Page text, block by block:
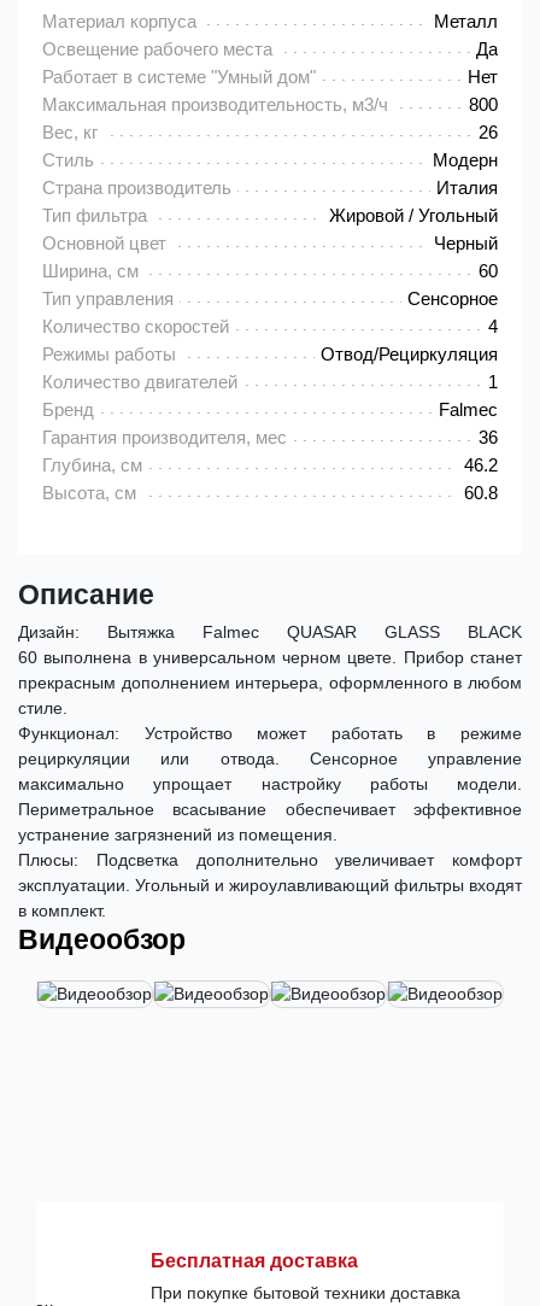
Материал корпуса
Металл
Освещение рабочего места
Да
Работает в системе "Умный дом"
Нет
Максимальная производительность, м3/ч
800
Вес, кг
26
Стиль
Модерн
Страна производитель
Италия
Тип фильтра
Жировой / Угольный
Основной цвет
Черный
Ширина, см
60
Тип управления
Сенсорное
Количество скоростей
4
Режимы работы
Отвод/Рециркуляция
Количество двигателей
1
Бренд
Falmec
Гарантия производителя, мес
36
Глубина, см
46.2
Высота, см
60.8
Описание
Дизайн: Вытяжка Falmec QUASAR GLASS BLACK
60 выполнена в универсальном черном цвете. Прибор станет
прекрасным дополнением интерьера, оформленного в любом
стиле.
Функционал: Устройство может работать в режиме
рециркуляции или отвода. Сенсорное управление
максимально упрощает настройку работы модели.
Периметральное всасывание обеспечивает эффективное
устранение загрязнений из помещения.
Плюсы: Подсветка дополнительно увеличивает комфорт
эксплуатации. Угольный и жироулавливающий фильтры входят
в комплект.
Видеообзор
Бесплатная доставка
При покупке бытовой техники доставка